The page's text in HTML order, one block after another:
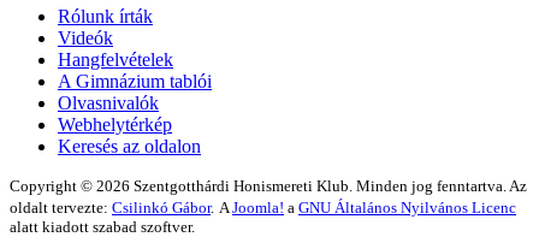
Rólunk írták
Videók
Hangfelvételek
A Gimnázium tablói
Olvasnivalók
Webhelytérkép
Keresés az oldalon
Copyright © 2026 Szentgotthárdi Honismereti Klub. Minden jog fenntartva. Az
oldalt tervezte: Csilinkó Gábor. A Joomla! a GNU Általános Nyilvános Licenc
alatt kiadott szabad szoftver.